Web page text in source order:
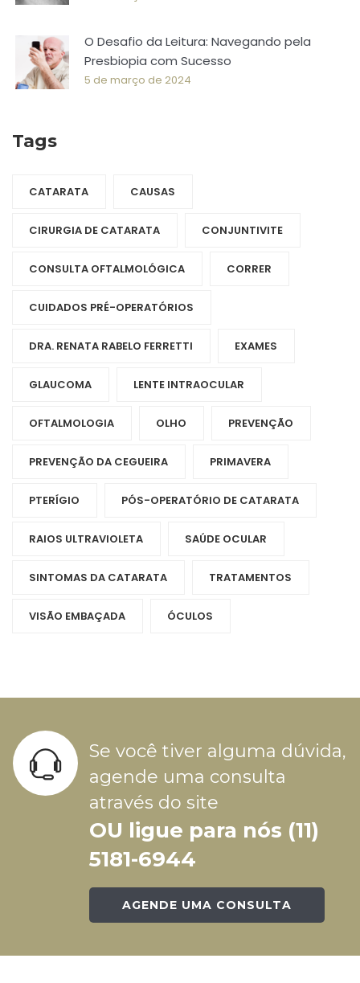
O Desafio da Leitura: Navegando pela
Presbiopia com Sucesso
5 de março de 2024
Tags
CATARATA CAUSAS
CIRURGIA DE CATARATA CONJUNTIVITE
CONSULTA OFTALMOLÓGICA CORRER
CUIDADOS PRÉ-OPERATÓRIOS
DRA. RENATA RABELO FERRETTI EXAMES
GLAUCOMA LENTE INTRAOCULAR
OFTALMOLOGIA OLHO PREVENÇÃO
PREVENÇÃO DA CEGUEIRA PRIMAVERA
PTERÍGIO PÓS-OPERATÓRIO DE CATARATA
RAIOS ULTRAVIOLETA SAÚDE OCULAR
SINTOMAS DA CATARATA TRATAMENTOS
VISÃO EMBAÇADA ÓCULOS
Se você tiver alguma dúvida,
agende uma consulta
através do site
OU ligue para nós (11)
5181-6944
AGENDE UMA CONSULTA